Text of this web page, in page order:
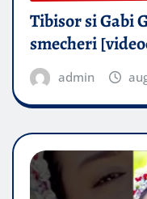
Tibisor si Gabi
smecheri
admin